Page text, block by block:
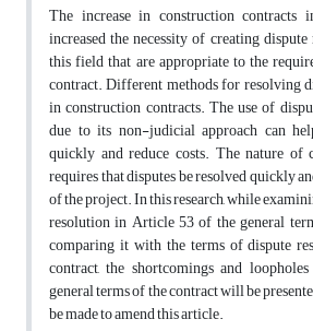
The increase in construction contracts
increased the necessity of creating
this field that are appropriate to the
contract. Different methods for resolving
in construction contracts. The use of
due to its non-judicial approach can
quickly and reduce costs. The nature of
requires that disputes be resolved quickly
of the project. In this research, while
resolution in Article 53 of the general
comparing it with the terms of dispute
contract, the shortcomings and
general terms of the contract will be
be made to amend this article.